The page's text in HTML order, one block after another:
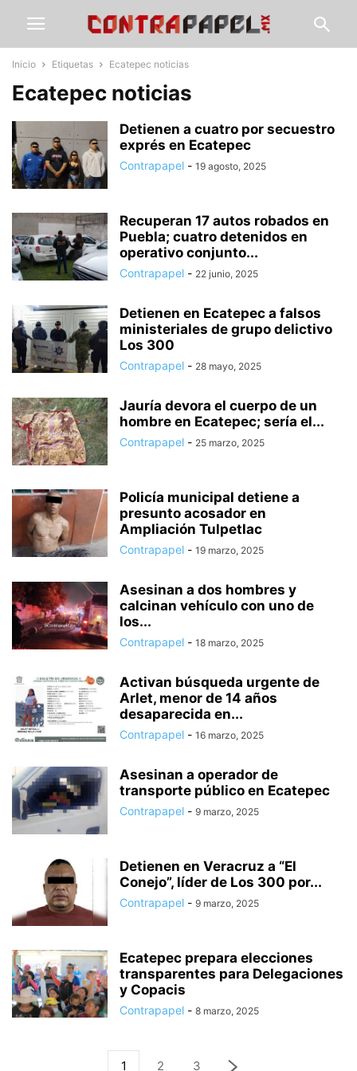
Inicio Etiquetas Ecatepec noticias
Ecatepec noticias
Detienen a cuatro por secuestro
exprés en Ecatepec
Contrapapel - 19 agosto, 2025
Recuperan 17 autos robados en
Puebla; cuatro detenidos en
operativo conjunto...
Contrapapel - 22 junio, 2025
Detienen en Ecatepec a falsos
ministeriales de grupo delictivo
Los 300
Contrapapel - 28 mayo, 2025
Jauría devora el cuerpo de un
hombre en Ecatepec; sería el...
Contrapapel - 25 marzo, 2025
Policía municipal detiene a
presunto acosador en
Ampliación Tulpetlac
Contrapapel - 19 marzo, 2025
Asesinan a dos hombres y
calcinan vehículo con uno de
los...
Contrapapel - 18 marzo, 2025
Activan búsqueda urgente de
Arlet, menor de 14 años
desaparecida en...
Contrapapel - 16 marzo, 2025
Asesinan a operador de
transporte público en Ecatepec
Contrapapel - 9 marzo, 2025
Detienen en Veracruz a “El
Conejo”, líder de Los 300 por...
Contrapapel - 9 marzo, 2025
Ecatepec prepara elecciones
transparentes para Delegaciones
y Copacis
Contrapapel - 8 marzo, 2025
1 2 3